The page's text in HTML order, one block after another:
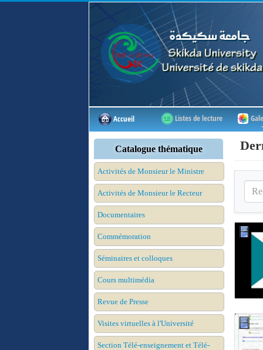
Accueil Listes de lecture
Catalogue thématique
Activités de Monsieur le Ministre
Activités de Monsieur le Recteur
Documentaires
Commémoration
Séminaires et colloques
Cours multimédia
Revue de Presse
Visites virtuelles à l'Université
Section Télé-enseignement et Télé-